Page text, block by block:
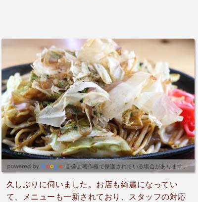
画像は著作権で保護されている場合があります。
久しぶりに伺いました。お店も綺麗になってい
て、メニューも一新されており、スタッフの対応